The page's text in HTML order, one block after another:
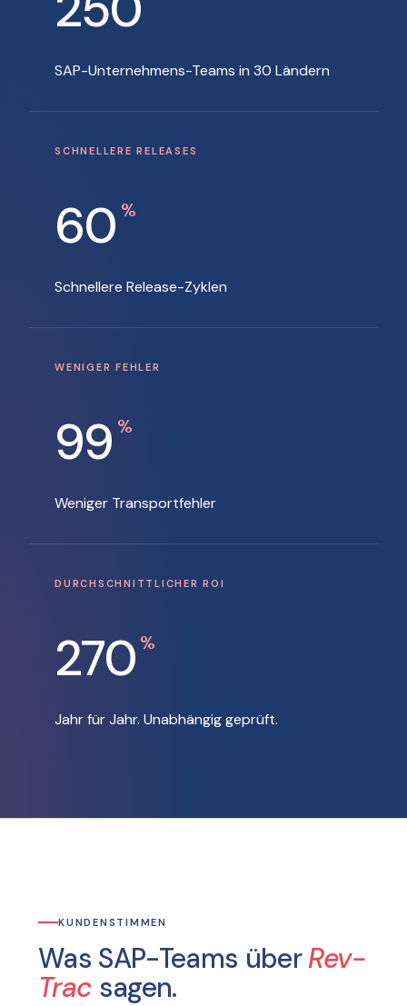
SAP-Unternehmens-Teams in 30 Ländern
SCHNELLERE RELEASES
60 %
Schnellere Release-Zyklen
WENIGER FEHLER
99 %
Weniger Transportfehler
DURCHSCHNITTLICHER ROI
270 %
Jahr für Jahr. Unabhängig geprüft.
KUNDENSTIMMEN
Was SAP-Teams überRev-
Trac sagen.